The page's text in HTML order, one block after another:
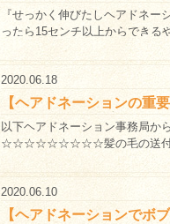
『せっかく伸びたしヘアドネ
ったら15センチ以上からできる
2020.06.18
【ヘアドネーションの重
以下ヘアドネーション事務局
☆☆☆☆☆☆☆☆☆髪の毛の送付に
2020.06.10
【ヘアドネーションでボブ